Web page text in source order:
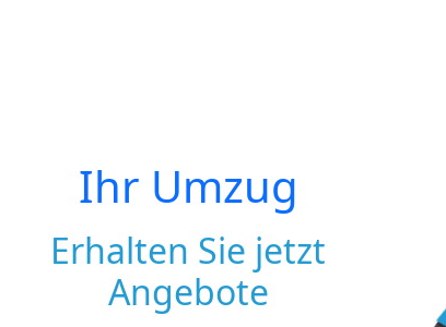
Ihr Umzug
Erhalten Sie jetzt
Angebote